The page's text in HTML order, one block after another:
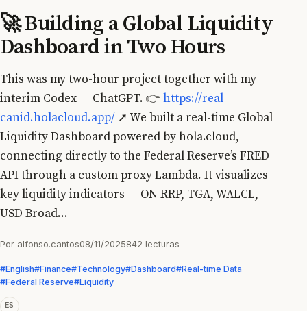
🚀 Building a Global Liquidity
Dashboard in Two Hours
This was my two-hour project together with my
interim Codex — ChatGPT. 👉 https://real-
canid.holacloud.app/ ➚ We built a real-time Global
Liquidity Dashboard powered by hola.cloud,
connecting directly to the Federal Reserve’s FRED
API through a custom proxy Lambda. It visualizes
key liquidity indicators — ON RRP, TGA, WALCL,
USD Broad...
Por alfonso.cantos08/11/2025842 lecturas
#English#Finance#Technology#Dashboard#Real-time Data
#Federal Reserve#Liquidity
ES